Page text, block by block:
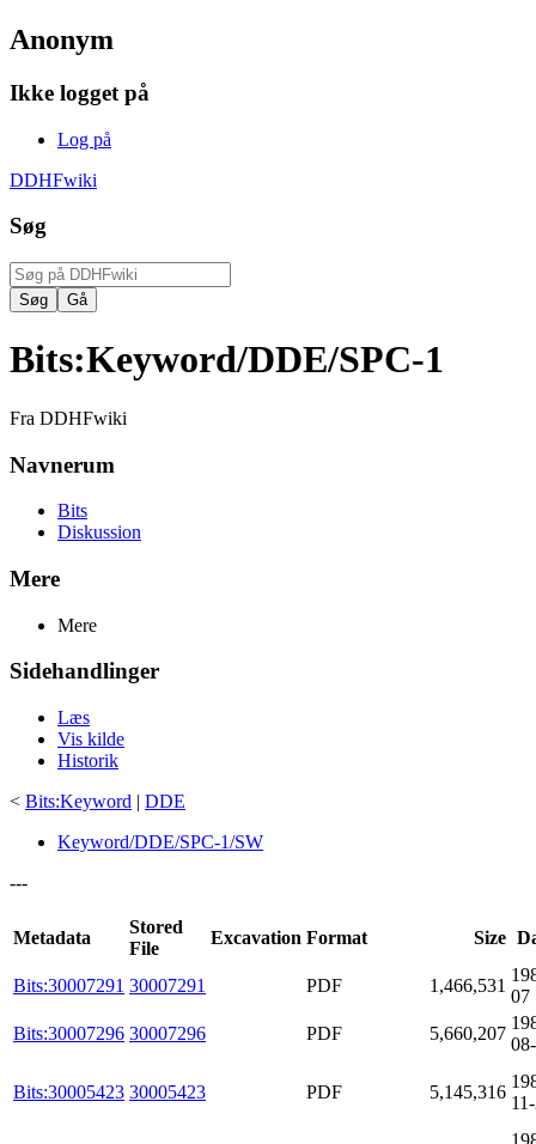
Anonym
Ikke logget på
Log på
DDHFwiki
Søg
Bits:Keyword/DDE/SPC-1
Fra DDHFwiki
Navnerum
Bits
Diskussion
Mere
Mere
Sidehandlinger
Læs
Vis kilde
Historik
< Bits:Keyword | DDE
Keyword/DDE/SPC-1/SW
---
Metadata
Stored
File
Excavation Format Size
Bits:30007291 30007291 PDF 1,466,531
07
Bits:30007296 30007296 PDF 5,660,207
Bits:30005423 30005423 PDF 5,145,316